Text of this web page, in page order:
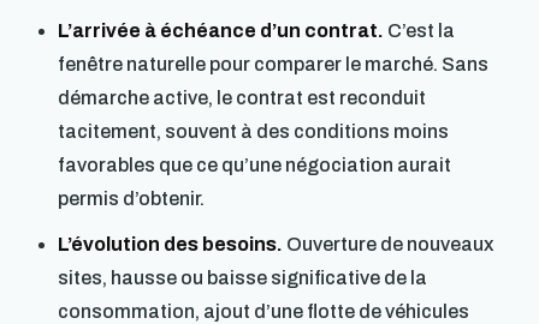
L’arrivée à échéance d’un contrat. C’est la
fenêtre naturelle pour comparer le marché. Sans
démarche active, le contrat est reconduit
tacitement, souvent à des conditions moins
favorables que ce qu’une négociation aurait
permis d’obtenir.
L’évolution des besoins. Ouverture de nouveaux
sites, hausse ou baisse significative de la
consommation, ajout d’une flotte de véhicules